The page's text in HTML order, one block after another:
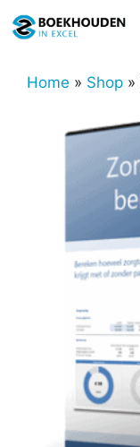
naar
inhoudHome » Shop »